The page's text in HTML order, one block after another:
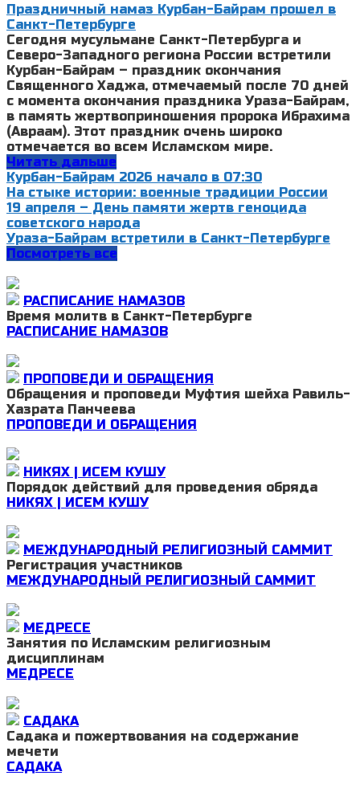
Праздничный намаз Курбан-Байрам прошел в
Санкт-Петербурге
Сегодня мусульмане Санкт-Петербурга и
Северо-Западного региона России встретили
Курбан-Байрам – праздник окончания
Священного Хаджа, отмечаемый после 70 дней
с момента окончания праздника Ураза-Байрам,
в память жертвоприношения пророка Ибрахима
(Авраам). Этот праздник очень широко
отмечается во всем Исламском мире.
Читать дальше
Курбан-Байрам 2026 начало в 07:30
На стыке истории: военные традиции России
19 апреля – День памяти жертв геноцида
советского народа
Ураза-Байрам встретили в Санкт-Петербурге
Посмотреть все
РАСПИСАНИЕ НАМАЗОВ
Время молитв в Санкт-Петербурге
РАСПИСАНИЕ НАМАЗОВ
ПРОПОВЕДИ И ОБРАЩЕНИЯ
Обращения и проповеди Муфтия шейха Равиль-
Хазрата Панчеева
ПРОПОВЕДИ И ОБРАЩЕНИЯ
НИКЯХ | ИСЕМ КУШУ
Порядок действий для проведения обряда
НИКЯХ | ИСЕМ КУШУ
МЕЖДУНАРОДНЫЙ РЕЛИГИОЗНЫЙ САММИТ
Регистрация участников
МЕЖДУНАРОДНЫЙ РЕЛИГИОЗНЫЙ САММИТ
МЕДРЕСЕ
Занятия по Исламским религиозным
дисциплинам
МЕДРЕСЕ
САДАКА
Садака и пожертвования на содержание
мечети
САДАКА